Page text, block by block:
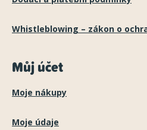
Whistleblowing – zákon o
Můj účet
Moje nákupy
Moje údaje